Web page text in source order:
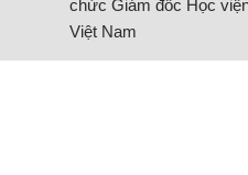
chức Giám đốc Học
Việt Nam